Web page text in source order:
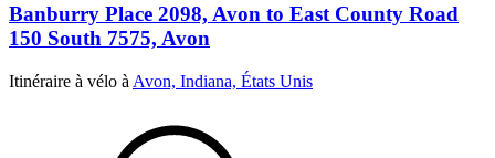
Banburry Place 2098, Avon to East County Road
150 South 7575, Avon
Itinéraire à vélo à Avon, Indiana, États Unis